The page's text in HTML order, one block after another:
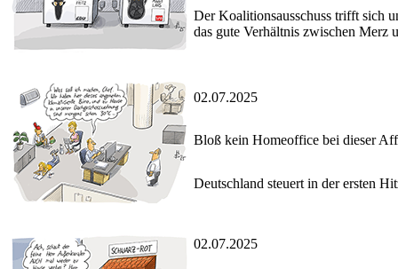
Der Koalitionsausschuss trifft sich
das gute Verhältnis zwischen Merz
02.07.2025
Bloß kein Homeoffice bei dieser
Deutschland steuert in der ersten
02.07.2025